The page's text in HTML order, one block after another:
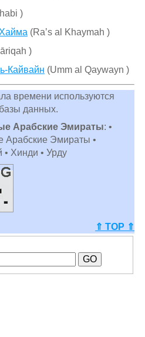
)
(Raʼs al Khaymah )
)
Кайвайн (Umm al Qaywayn )
времени используются
данных.
Арабские Эмираты: •
Арабские Эмираты •
• Хинди • Урду
⇑ TOP ⇑